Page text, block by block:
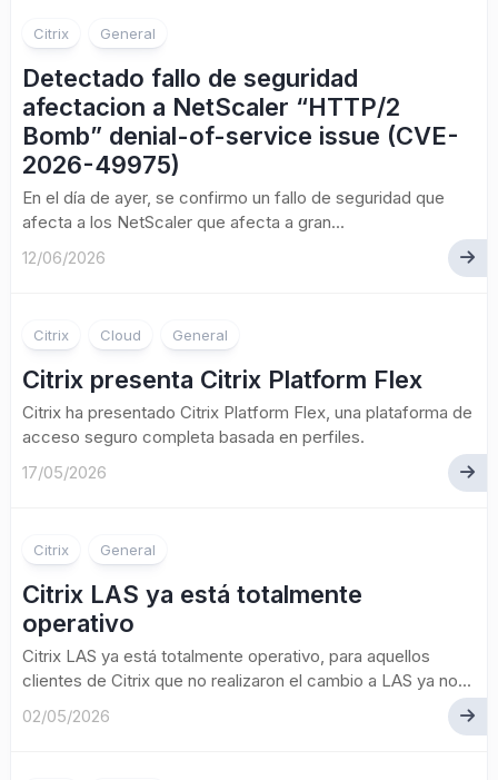
Citrix General
Detectado fallo de seguridad
afectacion a NetScaler “HTTP/2
Bomb” denial-of-service issue (CVE-
2026-49975)
En el día de ayer, se confirmo un fallo de seguridad que
afecta a los NetScaler que afecta a gran...
12/06/2026
Citrix Cloud General
Citrix presenta Citrix Platform Flex
Citrix ha presentado Citrix Platform Flex, una plataforma de
acceso seguro completa basada en perfiles.
17/05/2026
Citrix General
Citrix LAS ya está totalmente
operativo
Citrix LAS ya está totalmente operativo, para aquellos
clientes de Citrix que no realizaron el cambio a LAS ya no...
02/05/2026